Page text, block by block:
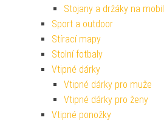
Stojany a držáky na mobil
Sport a outdoor
Stírací mapy
Stolní fotbaly
Vtipné dárky
Vtipné dárky pro muže
Vtipné dárky pro ženy
Vtipné ponožky